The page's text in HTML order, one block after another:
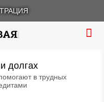
долгах
в трудных